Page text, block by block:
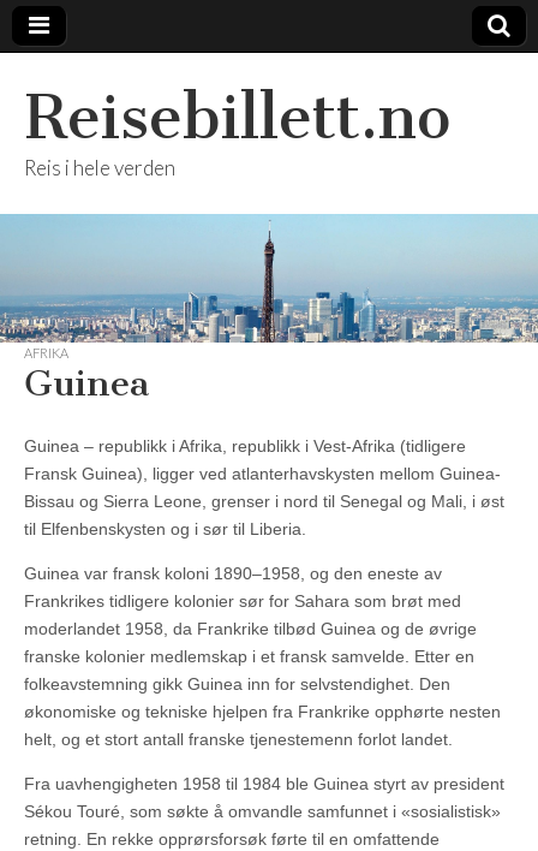
Reisebillett.no
Reis i hele verden
AFRIKA
Guinea
Guinea – republikk i Afrika, republikk i Vest-Afrika (tidligere
Fransk Guinea), ligger ved atlanterhavskysten mellom Guinea-
Bissau og Sierra Leone, grenser i nord til Senegal og Mali, i øst
til Elfenbenskysten og i sør til Liberia.
Guinea var fransk koloni 1890–1958, og den eneste av
Frankrikes tidligere kolonier sør for Sahara som brøt med
moderlandet 1958, da Frankrike tilbød Guinea og de øvrige
franske kolonier medlemskap i et fransk samvelde. Etter en
folkeavstemning gikk Guinea inn for selvstendighet. Den
økonomiske og tekniske hjelpen fra Frankrike opphørte nesten
helt, og et stort antall franske tjenestemenn forlot landet.
Fra uavhengigheten 1958 til 1984 ble Guinea styrt av president
Sékou Touré, som søkte å omvandle samfunnet i «sosialistisk»
retning. En rekke opprørsforsøk førte til en omfattende